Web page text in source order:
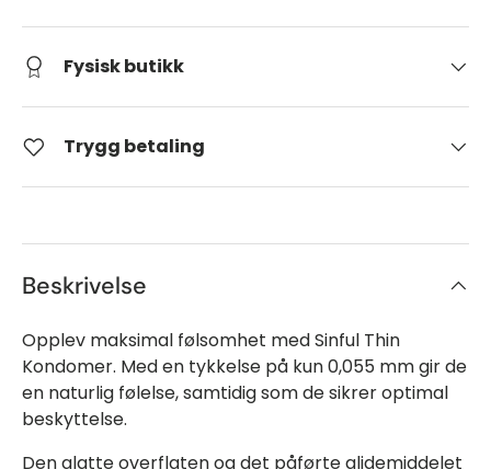
Fysisk butikk
Trygg betaling
Beskrivelse
Opplev maksimal følsomhet med Sinful Thin
Kondomer. Med en tykkelse på kun 0,055 mm gir de
en naturlig følelse, samtidig som de sikrer optimal
beskyttelse.
Den glatte overflaten og det påførte glidemiddelet